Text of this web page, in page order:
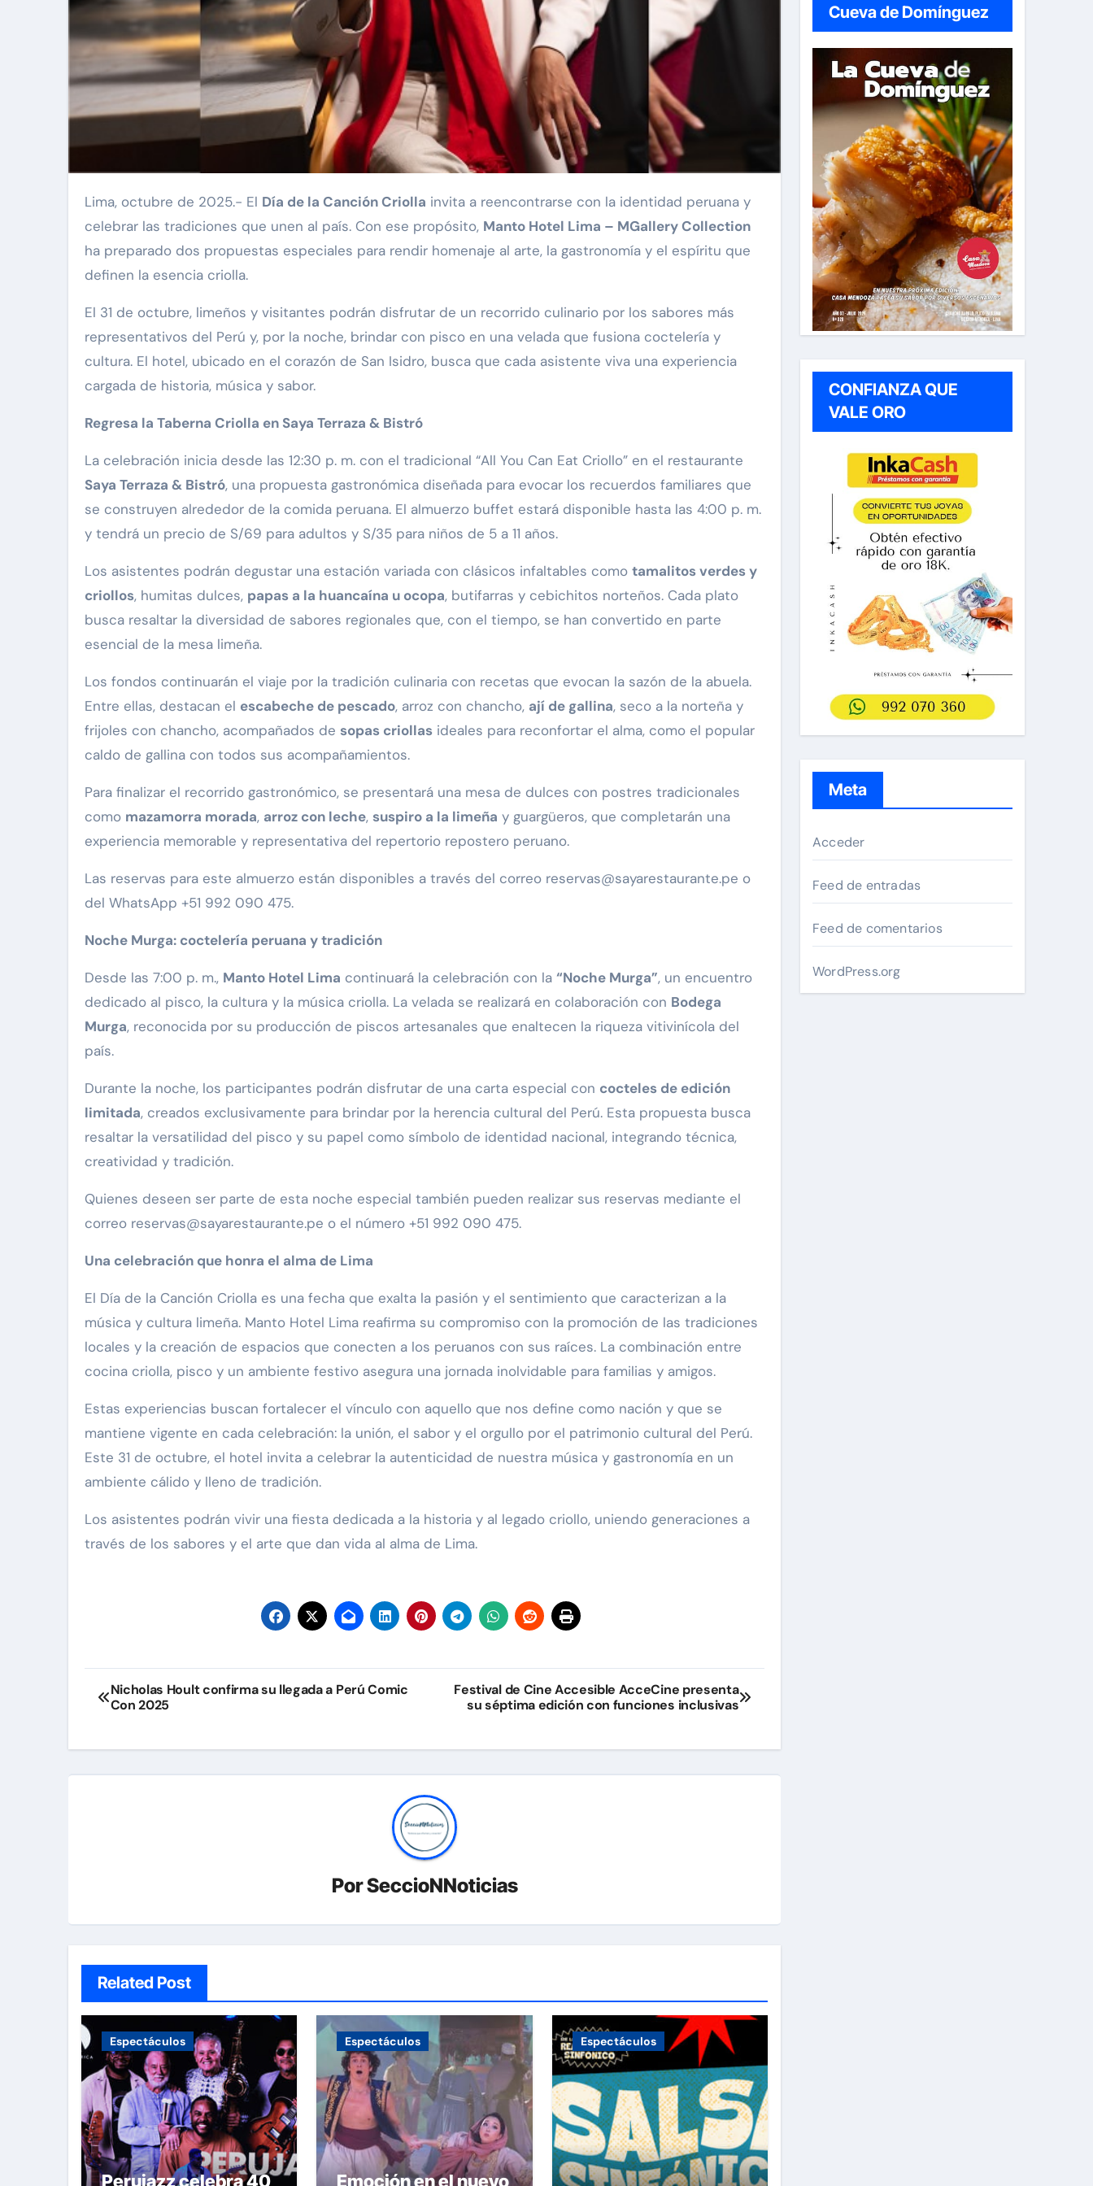
Lima, octubre de 2025.- El Día de la Canción Criolla invita a reencontrarse con la identidad peruana y
celebrar las tradiciones que unen al país. Con ese propósito, Manto Hotel Lima – MGallery Collection
ha preparado dos propuestas especiales para rendir homenaje al arte, la gastronomía y el espíritu que
definen la esencia criolla.
El 31 de octubre, limeños y visitantes podrán disfrutar de un recorrido culinario por los sabores más
representativos del Perú y, por la noche, brindar con pisco en una velada que fusiona coctelería y
cultura. El hotel, ubicado en el corazón de San Isidro, busca que cada asistente viva una experiencia
cargada de historia, música y sabor.
Regresa la Taberna Criolla en Saya Terraza & Bistró
La celebración inicia desde las 12:30 p. m. con el tradicional “All You Can Eat Criollo” en el restaurante
Saya Terraza & Bistró, una propuesta gastronómica diseñada para evocar los recuerdos familiares que
se construyen alrededor de la comida peruana. El almuerzo buffet estará disponible hasta las 4:00 p. m.
y tendrá un precio de S/69 para adultos y S/35 para niños de 5 a 11 años.
Los asistentes podrán degustar una estación variada con clásicos infaltables como tamalitos verdes y
criollos, humitas dulces, papas a la huancaína u ocopa, butifarras y cebichitos norteños. Cada plato
busca resaltar la diversidad de sabores regionales que, con el tiempo, se han convertido en parte
esencial de la mesa limeña.
Los fondos continuarán el viaje por la tradición culinaria con recetas que evocan la sazón de la abuela.
Entre ellas, destacan el escabeche de pescado, arroz con chancho, ají de gallina, seco a la norteña y
frijoles con chancho, acompañados de sopas criollas ideales para reconfortar el alma, como el popular
caldo de gallina con todos sus acompañamientos.
Para finalizar el recorrido gastronómico, se presentará una mesa de dulces con postres tradicionales
como mazamorra morada, arroz con leche, suspiro a la limeña y guargüeros, que completarán una
experiencia memorable y representativa del repertorio repostero peruano.
Las reservas para este almuerzo están disponibles a través del correo reservas@sayarestaurante.pe o
del WhatsApp +51 992 090 475.
Noche Murga: coctelería peruana y tradición
Desde las 7:00 p. m., Manto Hotel Lima continuará la celebración con la “Noche Murga”, un encuentro
dedicado al pisco, la cultura y la música criolla. La velada se realizará en colaboración con Bodega
Murga, reconocida por su producción de piscos artesanales que enaltecen la riqueza vitivinícola del
país.
Durante la noche, los participantes podrán disfrutar de una carta especial con cocteles de edición
limitada, creados exclusivamente para brindar por la herencia cultural del Perú. Esta propuesta busca
resaltar la versatilidad del pisco y su papel como símbolo de identidad nacional, integrando técnica,
creatividad y tradición.
Quienes deseen ser parte de esta noche especial también pueden realizar sus reservas mediante el
correo reservas@sayarestaurante.pe o el número +51 992 090 475.
Una celebración que honra el alma de Lima
El Día de la Canción Criolla es una fecha que exalta la pasión y el sentimiento que caracterizan a la
música y cultura limeña. Manto Hotel Lima reafirma su compromiso con la promoción de las tradiciones
locales y la creación de espacios que conecten a los peruanos con sus raíces. La combinación entre
cocina criolla, pisco y un ambiente festivo asegura una jornada inolvidable para familias y amigos.
Estas experiencias buscan fortalecer el vínculo con aquello que nos define como nación y que se
mantiene vigente en cada celebración: la unión, el sabor y el orgullo por el patrimonio cultural del Perú.
Este 31 de octubre, el hotel invita a celebrar la autenticidad de nuestra música y gastronomía en un
ambiente cálido y lleno de tradición.
Los asistentes podrán vivir una fiesta dedicada a la historia y al legado criollo, uniendo generaciones a
través de los sabores y el arte que dan vida al alma de Lima.
Navegación
de
entradas
Nicholas Hoult confirma su llegada a Perú Comic
Con 2025
Festival de Cine Accesible AcceCine presenta
su séptima edición con funciones inclusivas
PorSeccioNNoticias
Related Post
Espectáculos
Perujazz celebra 40
Espectáculos
Emoción en el nuevo
Espectáculos
Cueva de Domínguez
CONFIANZA QUE
VALE ORO
Meta
Acceder
Feed de entradas
Feed de comentarios
WordPress.org